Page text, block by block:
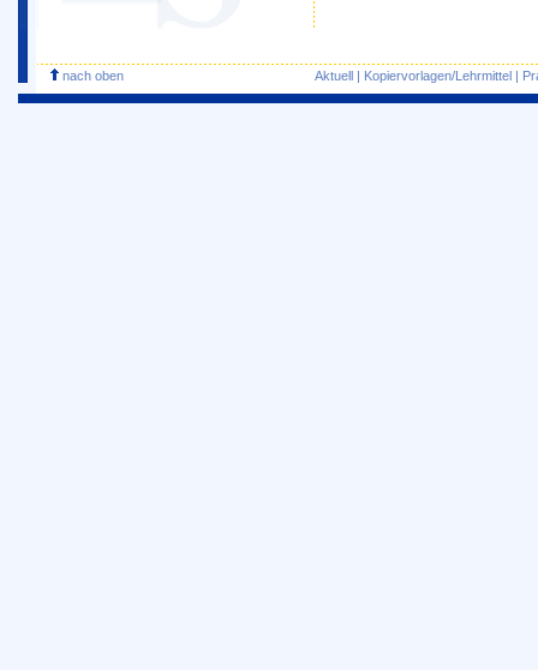
nach oben Aktuell | Kopiervorlagen/Lehrmittel |